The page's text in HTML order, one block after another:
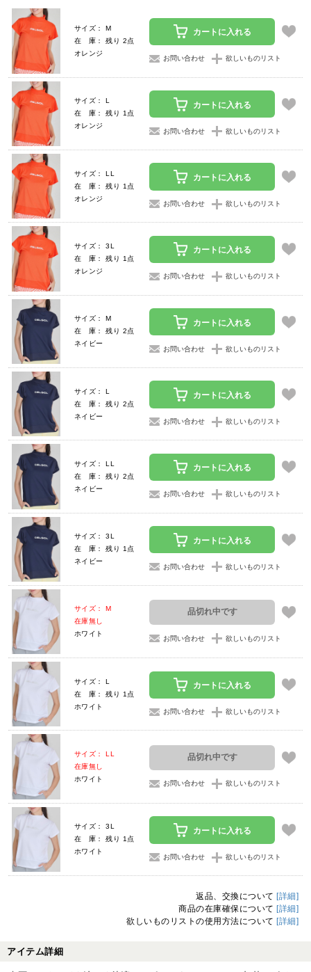
サイズ： M
在 庫： 残り 2点
オレンジ
カートに入れる
お問い合わせ 欲しいものリスト
サイズ： L
在 庫： 残り 1点
オレンジ
カートに入れる
お問い合わせ 欲しいものリスト
サイズ： LL
在 庫： 残り 1点
オレンジ
カートに入れる
お問い合わせ 欲しいものリスト
サイズ： 3L
在 庫： 残り 1点
オレンジ
カートに入れる
お問い合わせ 欲しいものリスト
サイズ： M
在 庫： 残り 2点
ネイビー
カートに入れる
お問い合わせ 欲しいものリスト
サイズ： L
在 庫： 残り 2点
ネイビー
カートに入れる
お問い合わせ 欲しいものリスト
サイズ： LL
在 庫： 残り 2点
ネイビー
カートに入れる
お問い合わせ 欲しいものリスト
サイズ： 3L
在 庫： 残り 1点
ネイビー
カートに入れる
お問い合わせ 欲しいものリスト
サイズ： M
在庫無し
ホワイト
品切れ中です
お問い合わせ 欲しいものリスト
サイズ： L
在 庫： 残り 1点
ホワイト
カートに入れる
お問い合わせ 欲しいものリスト
サイズ： LL
在庫無し
ホワイト
品切れ中です
お問い合わせ 欲しいものリスト
サイズ： 3L
在 庫： 残り 1点
ホワイト
カートに入れる
お問い合わせ 欲しいものリスト
返品、交換について [詳細]
商品の在庫確保について [詳細]
欲しいものリストの使用方法について [詳細]
アイテム詳細